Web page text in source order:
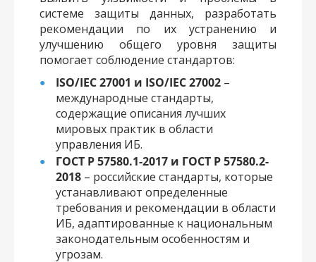
системе защиты данных, разработать
рекомендации по их устранению и
улучшению общего уровня защиты
помогает соблюдение стандартов:
ISO/IEC 27001 и ISO/IEC 27002–
международные стандарты,
содержащие описания лучших
мировых практик в области
управления ИБ.
ГОСТ Р 57580.1-2017 и ГОСТ Р 57580.2-
2018– российские стандарты, которые
устанавливают определенные
требования и рекомендации в области
ИБ, адаптированные к национальным
законодательным особенностям и
угрозам.